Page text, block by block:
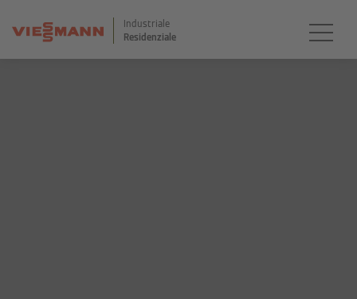
Industriale
Residenziale